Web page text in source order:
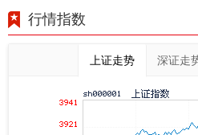
行情指数
上证走势 深证走